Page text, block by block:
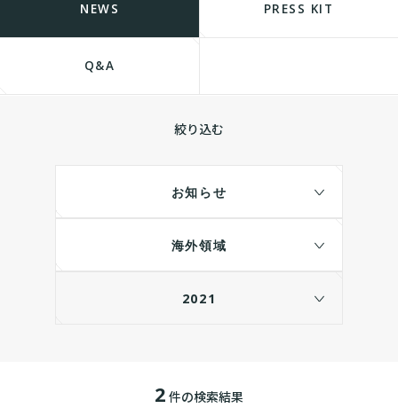
NEWS PRESS KIT
Q&A
絞り込む
お知らせ
海外領域
2021
2 件の検索結果